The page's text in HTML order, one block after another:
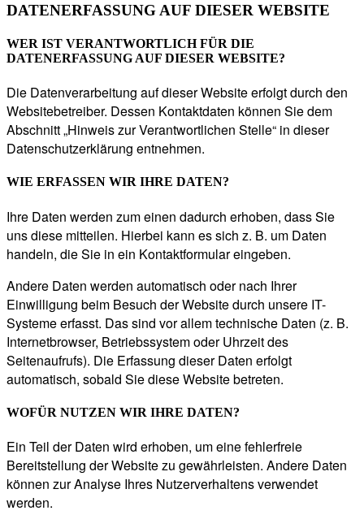
DATENERFASSUNG AUF DIESER WEBSITE
WER IST VERANTWORTLICH FÜR DIE
DATENERFASSUNG AUF DIESER WEBSITE?
Die Datenverarbeitung auf dieser Website erfolgt durch den
Websitebetreiber. Dessen Kontaktdaten können Sie dem
Abschnitt „Hinweis zur Verantwortlichen Stelle“ in dieser
Datenschutzerklärung entnehmen.
WIE ERFASSEN WIR IHRE DATEN?
Ihre Daten werden zum einen dadurch erhoben, dass Sie
uns diese mitteilen. Hierbei kann es sich z. B. um Daten
handeln, die Sie in ein Kontaktformular eingeben.
Andere Daten werden automatisch oder nach Ihrer
Einwilligung beim Besuch der Website durch unsere IT-
Systeme erfasst. Das sind vor allem technische Daten (z. B.
Internetbrowser, Betriebssystem oder Uhrzeit des
Seitenaufrufs). Die Erfassung dieser Daten erfolgt
automatisch, sobald Sie diese Website betreten.
WOFÜR NUTZEN WIR IHRE DATEN?
Ein Teil der Daten wird erhoben, um eine fehlerfreie
Bereitstellung der Website zu gewährleisten. Andere Daten
können zur Analyse Ihres Nutzerverhaltens verwendet
werden.